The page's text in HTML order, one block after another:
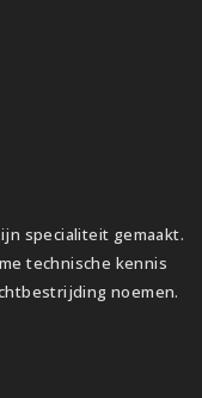
specialiteit gemaakt.
technische kennis
noemen.